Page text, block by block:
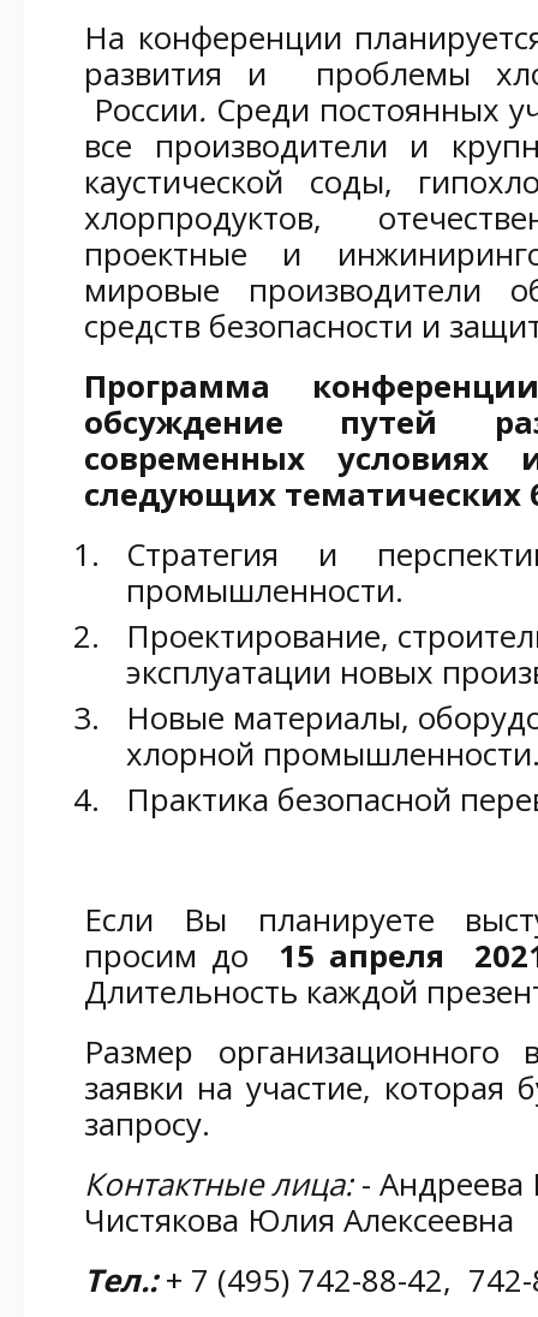
На конференции
развития и проблемы
России. Среди постоянных
все производители и
каустической соды,
хлорпродуктов,
проектные и
мировые производители
средств безопасности и
Программа
обсуждение путей
современных условиях
следующих тематических
Стратегия и
промышленности.
Проектирование,
эксплуатации новых
Новые материалы,
хлорной
Практика безопасной
Если Вы планируете
просим до 15 апреля
Длительность каждой
Размер организационного
заявки на участие, которая
запросу.
Контактные лица:- Андреева
Чистякова Юлия Алексеевна
Тел.:+ 7 (495) 742-88-42,